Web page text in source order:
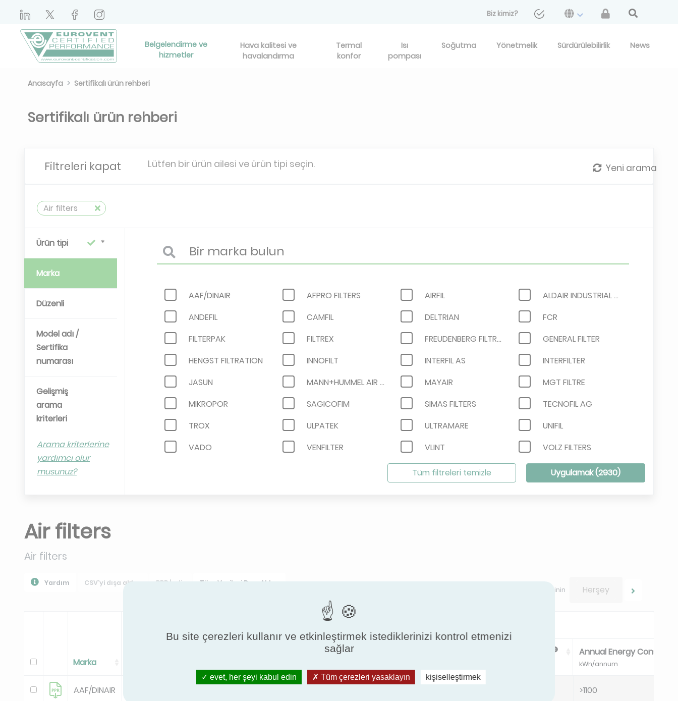
Biz kimiz?
Belgelendirme ve
hizmetler
Hava kalitesi ve
havalandırma
Termal
konfor
Isı
pompası
Soğutma Yönetmelik Sürdürülebilirlik News
Anasayfa Sertifikalı ürün rehberi
Sertifikalı ürün rehberi
Filtreleri kapat Lütfen bir ürün ailesi ve ürün tipi seçin. Yeni arama
Air filters
Ürün tipi
Marka
Düzenli
Model adı /
Sertifika
numarası
Gelişmiş
arama
kriterleri
Arama kriterlerine
yardımcı olur
musunuz?
AAF/DINAIR AFPRO FILTERS AIRFIL
ALDAIR INDUSTRIAL FILTRATION
ANDEFIL
CAMFIL DELTRIAN
FCR
FILTERPAK
FILTREX FREUDENBERG FILTRATION TECHNOLOGIES / VILEDON
GENERAL FILTER
HENGST FILTRATION
INNOFILT INTERFIL AS
INTERFILTER
JASUN
MANN+HUMMEL AIR FILTRATION MAYAIR
MGT FILTRE
MIKROPOR
SAGICOFIM SIMAS FILTERS
TECNOFIL AG
TROX
ULPATEK ULTRAMARE
UNIFIL
VADO
VENFILTER VLINT
VOLZ FILTERS
Tüm filtreleri temizle Uygulamak (2930)
Air filters
Air filters
Yardım CSV'yi dışa aktar PPR İndir
Tüm Verileri Dışa Aktar
Sonuçlarınız arasında gezinin
Herşey
Marka
Annual Energy
kWh/annum
AAF/DINAIR ChevroNet ePM10 50% 5 M1 592x592x48 >1100
Bu site çerezleri kullanır ve etkinleştirmek istediklerinizi kontrol etmenizi
sağlar
evet, her şeyi kabul edin Tüm çerezleri yasaklayın kişiselleştirmek